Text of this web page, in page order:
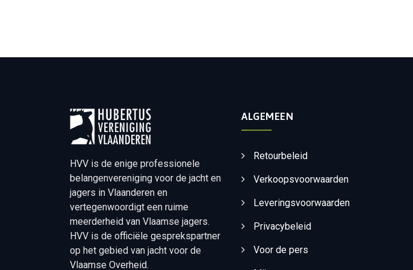
HVV is de enige professionele
belangenvereniging voor de jacht en
jagers in Vlaanderen en
vertegenwoordigt een ruime
meerderheid van Vlaamse jagers.
HVV is de officiële gesprekspartner
op het gebied van jacht voor de
Vlaamse Overheid.
ALGEMEEN
Retourbeleid
Verkoopsvoorwaarden
Leveringsvoorwaarden
Privacybeleid
Voor de pers